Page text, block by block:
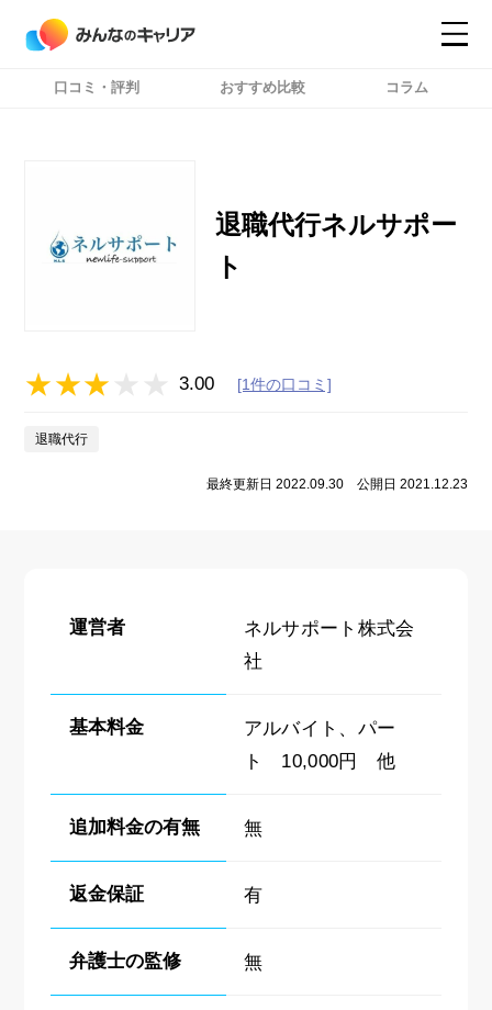
口コミ・評判 おすすめ比較 コラム
退職代行ネルサポー
ト
3.00 [1件の口コミ]
退職代行
最終更新日 2022.09.30 公開日 2021.12.23
運営者
ネルサポート株式会
社
基本料金
アルバイト、パー
ト 10,000円 他
追加料金の有無 無
返金保証 有
弁護士の監修 無